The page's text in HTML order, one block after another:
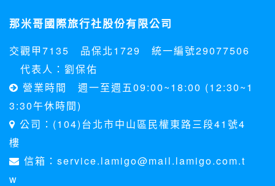
料。註冊時，本網站取得您的姓名、電話、住址、身份證字
成功，並登入使用我們的服務後，本網站即取得您的資料。
其他除了上述，會保留您在上網瀏覽或查詢時，伺服器自行產
生的相關記錄，包括您使用連線設備的 IP 位址、使用時間、使
用的瀏覽器、瀏覽及點選資料紀錄等。本網站會對個別連線者
的瀏覽器予以標示，歸納使用者瀏覽器在本網站內部所瀏覽的
網頁，除非您願意告知您的個人資料，否則本網站不會也無法
將此項記錄和您對應。請您注意，在本網站網刊登廣告之廠
保護政策，其資料處理措施不適用本網站隱私權保護政策，本
那米哥國際旅行社股份有限公司
交觀甲7135 品保北1729 統一編號29077506
代表人：劉保佑
營業時間 週一至週五09:00~18:00 (12:30~1
3:30午休時間)
公司：(104)台北市中山區民權東路三段41號4
樓
信箱：service.lamigo@mail.lamigo.com.t
w